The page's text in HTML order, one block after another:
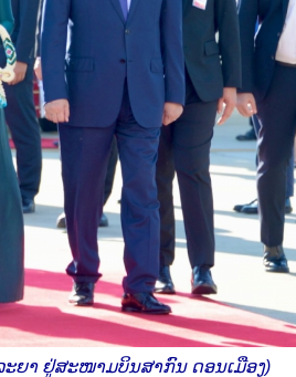
ະຍາ ຢູ່ສະໜາມບິນສາກົນ ດອນເມືອງ)